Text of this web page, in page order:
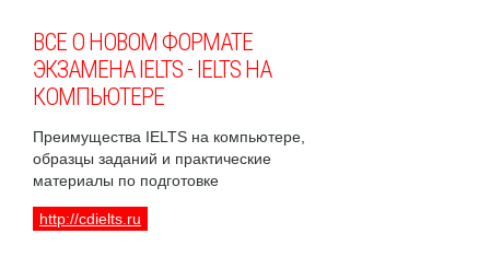
ВСЕ О НОВОМ ФОРМАТЕ
ЭКЗАМЕНА IELTS - IELTS НА
КОМПЬЮТЕРЕ
Преимущества IELTS на компьютере,
образцы заданий и практические
материалы по подготовке
http://cdielts.ru